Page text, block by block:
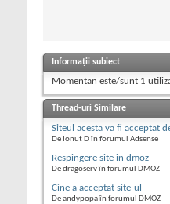
Informații subiect
Momentan este/sunt 1
Thread-uri Similare
Siteul acesta va fi acceptat
De Ionut D în forumul Adsense
Respingere site in dmoz
De dragoserv în forumul DMOZ
Cine a acceptat site-ul
De andypopa în forumul DMOZ